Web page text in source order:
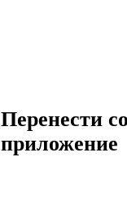
Перенести
приложение